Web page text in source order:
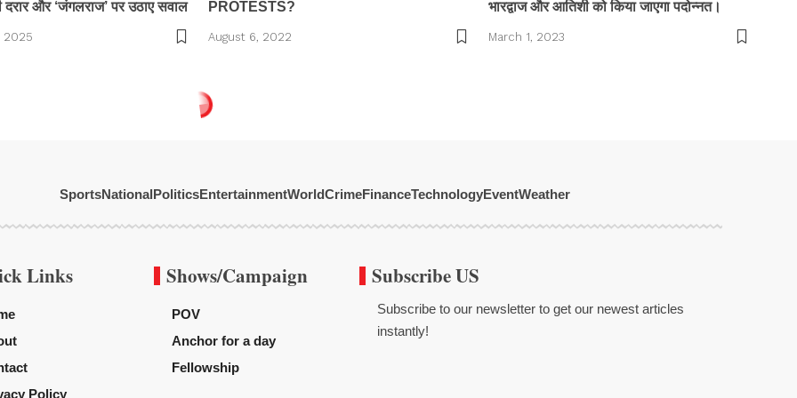
दरार और ‘जंगलराज’ पर उठाए सवाल
2025
PROTESTS?
August 6, 2022
भारद्वाज और आतिशी को किया जाएगा पदोन्नत।
March 1, 2023
SportsNationalPoliticsEntertainmentWorldCrimeFinanceTechnologyEventWeather
Links
Policy
Shows/Campaign
POV
Anchor for a day
Fellowship
Subscribe US
Subscribe to our newsletter to get our newest articles
instantly!